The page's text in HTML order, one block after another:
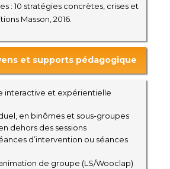
: 10 stratégies concrètes, crises et
Masson, 2016.
et supports pédagogique
interactive et expérientielle
en binômes et sous-groupes
dehors des sessions
d’intervention ou séances
de groupe (LS/Wooclap)